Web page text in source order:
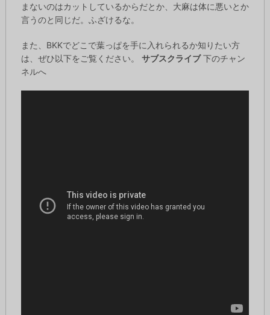
まないのはカットしているからだとか、大麻は体に悪いとか
言うのと同じだ。ふざけるな。
また、BKKでどこで葉っぱを手に入れられるか知りたい方
は、ぜひ以下をご覧ください。 サブスクライブ下のチャン
ネルへ